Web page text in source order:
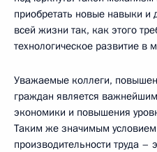
приобретать новые навыки и
всей жизни так, как этого
технологическое развитие в
Уважаемые коллеги,
граждан является
экономики и повышения
Таким же значимым условием
производительности труда –